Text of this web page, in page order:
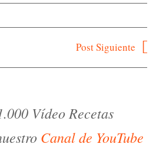
Post Siguiente
Vídeo Recetas
Canal de YouTube